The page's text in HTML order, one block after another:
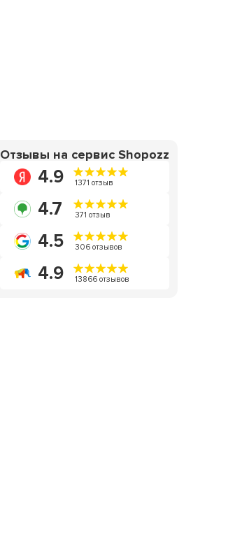
Отзывы на сервис Shopozz
4.9 1371 отзыв
4.7 371 отзыв
4.5 306 отзывов
4.9 13866 отзывов